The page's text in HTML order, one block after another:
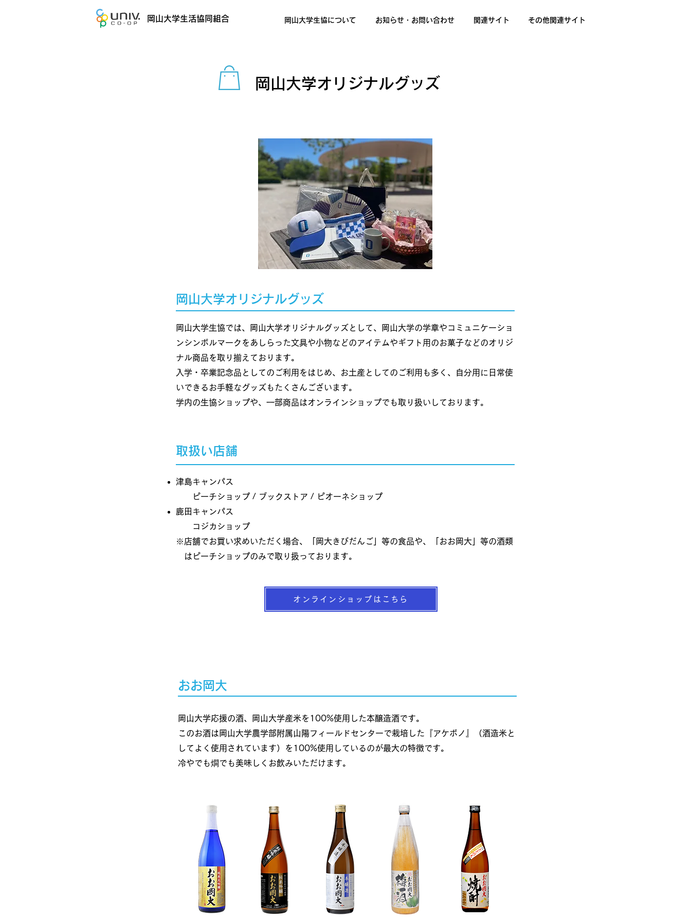
岡山大学生活協同組合 岡山大学生協について お知らせ・お問い合わせ 関連サイト その他関連サイト
岡山大学オリジナルグッズ
​岡山大学オリジナルグッズ
岡山大学生協では、岡山大学オリジナルグッズとして、岡山大学の学章やコミュニケーショ
ンシンボルマークをあしらった文具や小物などのアイテムやギフト用のお菓子などのオリジ
ナル商品を取り揃えております。
入学・卒業記念品としてのご利用をはじめ、お土産としてのご利用も多く、自分用に日常使
いできるお手軽なグッズもたくさんございます。
​学内の生協ショップや、一部商品はオンラインショップでも取り扱いしております。
取扱い店舗
津島キャンパス
​ ピーチショップ / ブックストア / ピオーネショップ
​鹿田キャンパス
​​ コジカショップ
※店舗でお買い求めいただく場合、「岡大きびだんご」等の食品や、「おお岡大」等の酒類
はピーチショップのみで取り扱っ ております。
オンラインショップはこちら
​おお岡大
岡山大学応援の酒、岡山大学産米を100%使用した本醸造酒です。
このお酒は岡山大学農学部附属山陽フィールドセンターで栽培した『アケボノ』（酒造米と
してよく使用されています）を100%使用しているのが最大の特徴です。
​冷やでも燗でも美味しくお飲みいただけます。